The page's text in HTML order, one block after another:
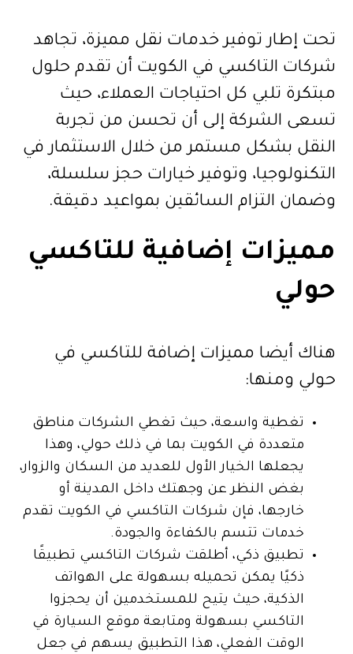
تحت إطار توفير خدمات نقل مميزة، تجاهد
شركات التاكسي في الكويت أن تقدم حلول
مبتكرة تلبي كل احتياجات العملاء، حيث
تسعى الشركة إلى أن تحسن من تجربة
النقل بشكل مستمر من خلال الاستثمار في
التكنولوجيا، وتوفير خيارات حجز سلسلة،
وضمان التزام السائقين بمواعيد دقيقة.
مميزات إضافية للتاكسي
حولي
هناك أيضا مميزات إضافة للتاكسي في
حولي ومنها:
تغطية واسعة، حيث تغطي الشركات مناطق
متعددة في الكويت بما في ذلك حولي، وهذا
يجعلها الخيار الأول للعديد من السكان والزوار،
بغض النظر عن وجهتك داخل المدينة أو
خارجها، فإن شركات التاكسي في الكويت تقدم
خدمات تتسم بالكفاءة والجودة.
تطبيق ذكي، أطلقت شركات التاكسي تطبيقًا
ذكيًا يمكن تحميله بسهولة على الهواتف
الذكية، حيث يتيح للمستخدمين أن يحجزوا
التاكسي بسهولة ومتابعة موقع السيارة في
الوقت الفعلي، هذا التطبيق يسهم في جعل